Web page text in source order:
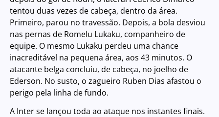
tentou duas vezes de cabeça, dentro da área.
Primeiro, parou no travessão. Depois, a bola desviou
nas pernas de Romelu Lukaku, companheiro de
equipe. O mesmo Lukaku perdeu uma chance
inacreditável na pequena área, aos 43 minutos. O
atacante belga concluiu, de cabeça, no joelho de
Ederson. No susto, o zagueiro Ruben Dias afastou o
perigo pela linha de fundo.
A Inter se lançou toda ao ataque nos instantes finais.